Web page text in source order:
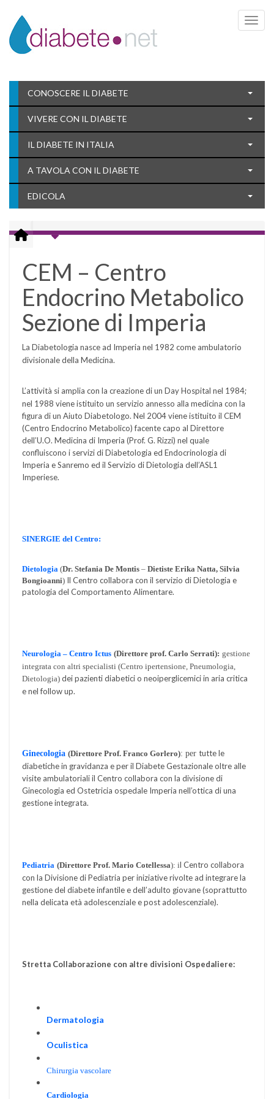
Toggle
CONOSCERE IL DIABETE
VIVERE CON IL DIABETE
IL DIABETE IN ITALIA
A TAVOLA CON IL DIABETE
EDICOLA
CEM – Centro
Endocrino Metabolico
Sezione di Imperia
La Diabetologia nasce ad Imperia nel 1982 come ambulatorio
divisionale della Medicina.
L’attività si amplia con la creazione di un Day Hospital nel 1984;
nel 1988 viene istituito un servizio annesso alla medicina con la
figura di un Aiuto Diabetologo. Nel 2004 viene istituito il CEM
(Centro Endocrino Metabolico) facente capo al Direttore
dell’U.O. Medicina di Imperia (Prof. G. Rizzi) nel quale
confluiscono i servizi di Diabetologia ed Endocrinologia di
Imperia e Sanremo ed il Servizio di Dietologia dell’ASL1
Imperiese.
SINERGIE del Centro:
Dietologia (Dr. Stefania De Montis – Dietiste Erika Natta, Silvia
Bongioanni) Il Centro collabora con il servizio di Dietologia e
patologia del Comportamento Alimentare.
Neurologia – Centro Ictus (Direttore prof. Carlo Serrati): gestione
integrata con altri specialisti (Centro ipertensione, Pneumologia,
Dietologia) dei pazienti diabetici o neoiperglicemici in aria critica
e nel follow up.
Ginecologia (Direttore Prof. Franco Gorlero): per tutte le
diabetiche in gravidanza e per il Diabete Gestazionale oltre alle
visite ambulatoriali il Centro collabora con la divisione di
Ginecologia ed Ostetricia ospedale Imperia nell’ottica di una
gestione integrata.
Pediatria (Direttore Prof. Mario Cotellessa): il Centro collabora
con la Divisione di Pediatria per iniziative rivolte ad integrare la
gestione del diabete infantile e dell’adulto giovane (soprattutto
nella delicata età adolescenziale e post adolescenziale).
Stretta Collaborazione con altre divisioni Ospedaliere:
Dermatologia
Oculistica
Chirurgia vascolare
Cardiologia